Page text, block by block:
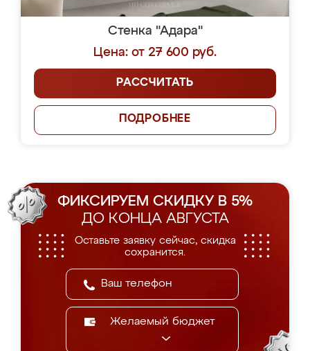
Стенка "Адара"
Цена: от 27 600 руб.
РАССЧИТАТЬ
ПОДРОБНЕЕ
ФИКСИРУЕМ СКИДКУ В 5%
ДО КОНЦА АВГУСТА
Оставьте заявку сейчас, скидка
сохранится.
Желаемый бюджет